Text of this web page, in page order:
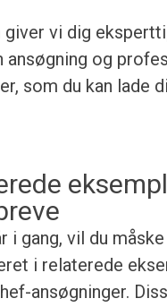
giver vi dig
ansøgning og
som du kan lade
i gang, vil du
i relaterede
ansøgninger.